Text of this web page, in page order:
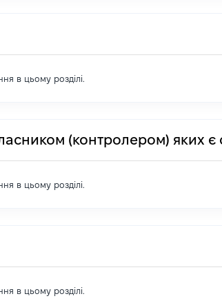
в цьому розділі.
(контролером) яких є
в цьому розділі.
в цьому розділі.